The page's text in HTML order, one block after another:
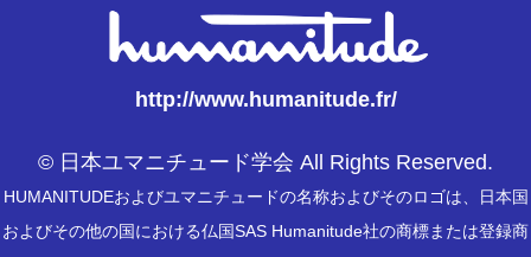
http://www.humanitude.fr/
© 日本ユマニチュード学会 All Rights Reserved.
HUMANITUDEおよびユマニチュードの名称およびそのロゴは、日本国
およびその他の国における仏国SAS Humanitude社の商標または登録商